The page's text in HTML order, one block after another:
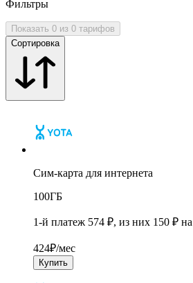
Фильтры
Показать 0 из 0 тарифов
Сортировка
Сим-карта для интернета
100ГБ
1-й платеж 574 ₽, из них 150 ₽
424₽/мес
Купить